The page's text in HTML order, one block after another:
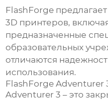
FlashForge
3D принтеров,
предназначенные
образовательных
отличаются
использования.
FlashForge Adventurer
Adventurer 3 – это